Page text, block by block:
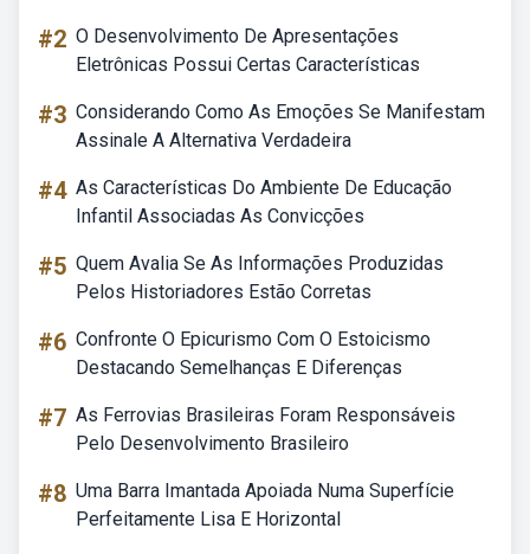
#2 O Desenvolvimento De Apresentações
Eletrônicas Possui Certas Características
#3 Considerando Como As Emoções Se Manifestam
Assinale A Alternativa Verdadeira
#4 As Características Do Ambiente De Educação
Infantil Associadas As Convicções
#5 Quem Avalia Se As Informações Produzidas
Pelos Historiadores Estão Corretas
#6 Confronte O Epicurismo Com O Estoicismo
Destacando Semelhanças E Diferenças
#7 As Ferrovias Brasileiras Foram Responsáveis
Pelo Desenvolvimento Brasileiro
#8 Uma Barra Imantada Apoiada Numa Superfície
Perfeitamente Lisa E Horizontal